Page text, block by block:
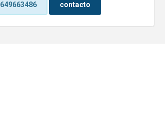
649663486
contacto